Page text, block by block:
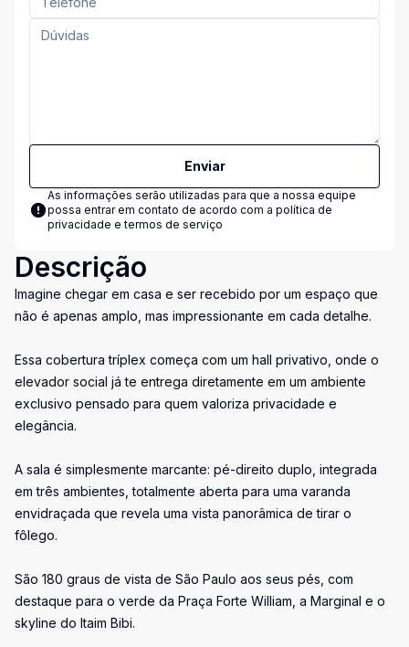
Enviar
As informações serão utilizadas para que a nossa equipe
possa entrar em contato de acordo com a política de
privacidade e termos de serviço
Descrição
Imagine chegar em casa e ser recebido por um espaço que
não é apenas amplo, mas impressionante em cada detalhe.
Essa cobertura tríplex começa com um hall privativo, onde o
elevador social já te entrega diretamente em um ambiente
exclusivo pensado para quem valoriza privacidade e
elegância.
A sala é simplesmente marcante: pé-direito duplo, integrada
em três ambientes, totalmente aberta para uma varanda
envidraçada que revela uma vista panorâmica de tirar o
fôlego.
São 180 graus de vista de São Paulo aos seus pés, com
destaque para o verde da Praça Forte William, a Marginal e o
skyline do Itaim Bibi.